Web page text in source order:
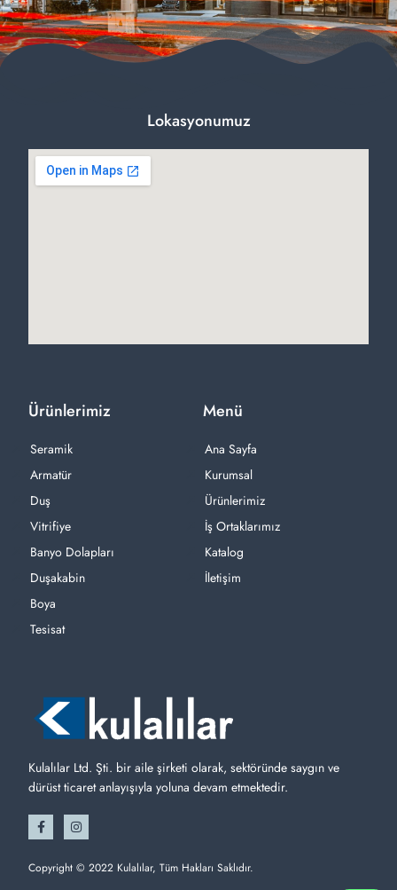
Kulalılar Ltd. Şti. bir aile şirketi olarak, sektöründe saygın ve
dürüst ticaret anlayışıyla yoluna devam etmektedir.
Copyright © 2022 Kulalılar, Tüm Hakları Saklıdır.
Menü
Ana Sayfa
Kurumsal
Ürünlerimiz
İş Ortaklarımız
Katalog
İletişim
Ürünlerimiz
Seramik
Armatür
Duş
Vitrifiye
Banyo Dolapları
Duşakabin
Boya
Tesisat
Lokasyonumuz